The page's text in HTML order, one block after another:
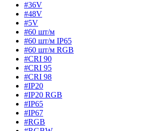
#36V
#48V
#5V
#60 шт/м
#60 шт/м IP65
#60 шт/м RGB
#CRI 90
#CRI 95
#CRI 98
#IP20
#IP20 RGB
#IP65
#IP67
#RGB